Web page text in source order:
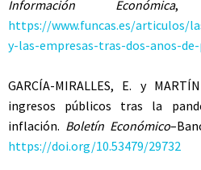
Información Económica,
https://www.funcas.es/articulos/
y-las-empresas-tras-dos-anos-
GARCÍA-MIRALLES, E. y
ingresos públicos tras la
inflación. Boletín Económico
https://doi.org/10.53479/29732